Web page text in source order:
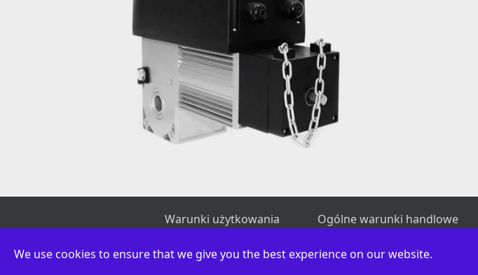
Warunki użytkowania Ogólne warunki handlowe
© 2009-2026 DOORHAN
We use cookies to ensure that we give you the best experience on our website.